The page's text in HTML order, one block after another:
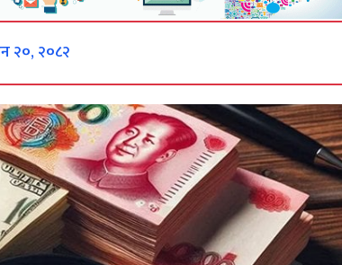
२०, २०८२